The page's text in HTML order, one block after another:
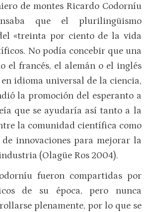
de montes Ricardo Codorníu
que el plurilingüismo
«treinta por ciento de la vida
No podía concebir que una
el francés, el alemán o el inglés
idioma universal de la ciencia,
la promoción del esperanto a
que se ayudaría así tanto a la
la comunidad científica como
innovaciones para mejorar la
(Olagüe Ros 2004).
fueron compartidas por
de su época, pero nunca
plenamente, por lo que se